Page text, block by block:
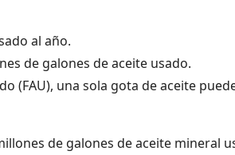
al año.
de galones de aceite usado.
(FAU), una sola gota de aceite
de galones de aceite mineral